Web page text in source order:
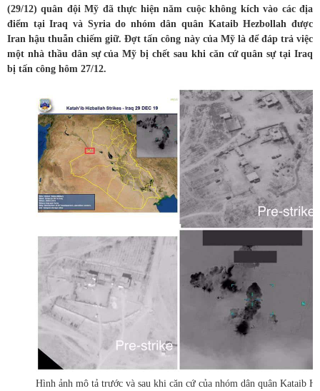
(29/12) quân đội Mỹ đã thực hiện năm cuộc không kích vào các địa
điểm tại Iraq và Syria do nhóm dân quân Kataib Hezbollah được
Iran hậu thuẫn chiếm giữ. Đợt tấn công này của Mỹ là để đáp trả việc
một nhà thầu dân sự của Mỹ bị chết sau khi căn cứ quân sự tại Iraq
bị tấn công hôm 27/12.
Hình ảnh mô tả trước và sau khi căn cứ của nhóm dân quân Kataib